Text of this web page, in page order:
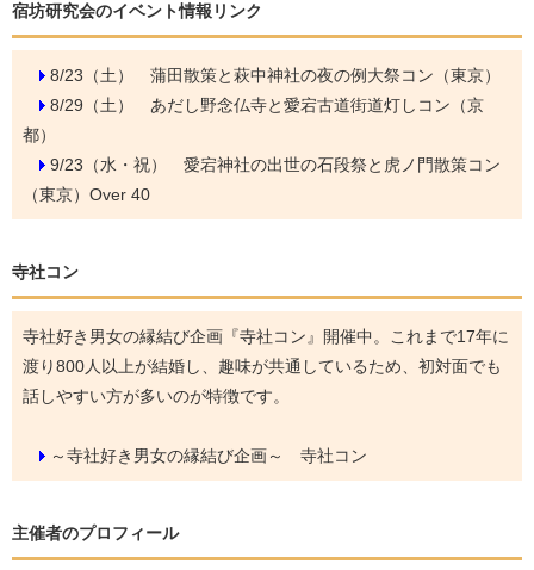
宿坊研究会のイベント情報リンク
8/23（土） 蒲田散策と萩中神社の夜の例大祭コン（東京）
8/29（土） あだし野念仏寺と愛宕古道街道灯しコン（京
都）
9/23（水・祝） 愛宕神社の出世の石段祭と虎ノ門散策コン
（東京）Over 40
寺社コン
寺社好き男女の縁結び企画『寺社コン』開催中。これまで17年に
渡り800人以上が結婚し、趣味が共通しているため、初対面でも
話しやすい方が多いのが特徴です。
～寺社好き男女の縁結び企画～ 寺社コン
主催者のプロフィール